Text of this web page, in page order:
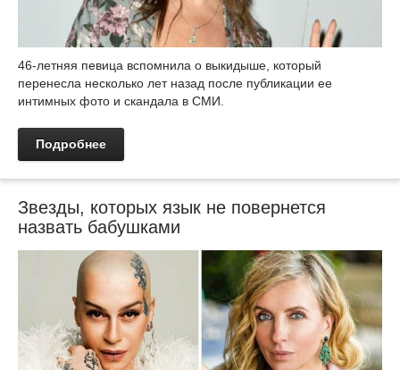
46-летняя певица вспомнила о выкидыше, который
перенесла несколько лет назад после публикации ее
интимных фото и скандала в СМИ.
Подробнее
Звезды, которых язык не повернется
назвать бабушками